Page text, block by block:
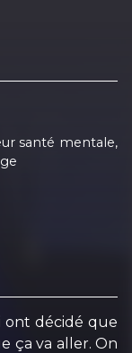
santé mentale,
ont décidé que
ça va aller. On